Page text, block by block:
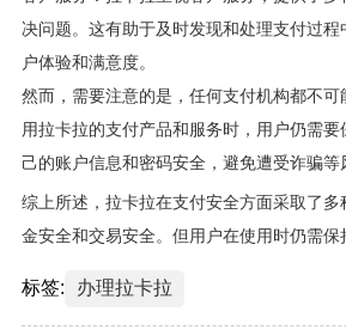
决问题。这有助于及时发现和处理支付过程
户体验和满意度。
然而，需要注意的是，任何支付机构都不
用拉卡拉的支付产品和服务时，用户仍需要
己的账户信息和密码安全，避免遭受诈骗等
综上所述，拉卡拉在支付安全方面采取了
金安全和交易安全。但用户在使用时仍需保
标签: 办理拉卡拉